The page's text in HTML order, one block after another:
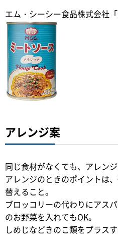
エム・シーシー食品株式会社
アレンジ案
同じ食材がなくても、アレンジ
アレンジのときのポイントは
替えること。
ブロッコリーの代わりにアス
のお野菜を入れてもOK。
しめじなどきのこ類をプラス